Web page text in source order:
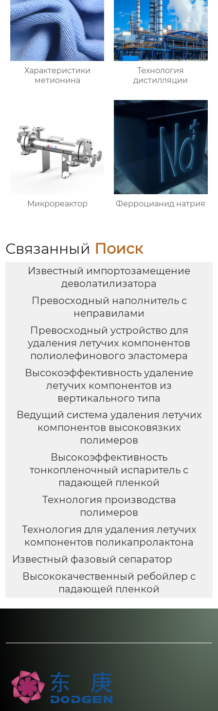
Характеристики
метионина
Технология
дистилляции
Микрореактор Ферроцианид натрия
Связанный Поиск
Известный импортозамещение
деволатилизатора
Превосходный наполнитель с
неправилами
Превосходный устройство для
удаления летучих компонентов
полиолефинового эластомера
Высокоэффективность удаление
летучих компонентов из
вертикального типа
Ведущий система удаления летучих
компонентов высоковязких
полимеров
Высокоэффективность
тонкопленочный испаритель с
падающей пленкой
Технология производства
полимеров
Технология для удаления летучих
компонентов поликапролактона
Известный фазовый сепаратор
Высококачественный ребойлер с
падающей пленкой